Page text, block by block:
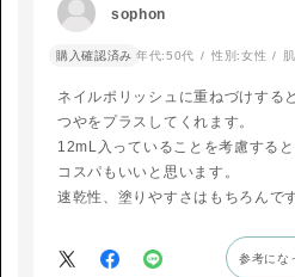
sophon
購入確認済み 年代:50代 性別:女性
ネイルポリッシュに重ねづけすると
つやをプラスしてくれます。
12mL入っていることを考慮すると
コスパもいいと思います。
速乾性、塗りやすさはもちろんです
参考にな